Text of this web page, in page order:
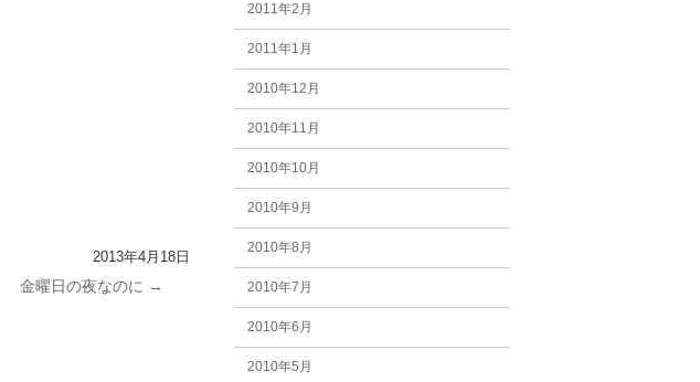
2013年4月18日
金曜日の夜なのに →
2011年2月
2011年1月
2010年12月
2010年11月
2010年10月
2010年9月
2010年8月
2010年7月
2010年6月
2010年5月